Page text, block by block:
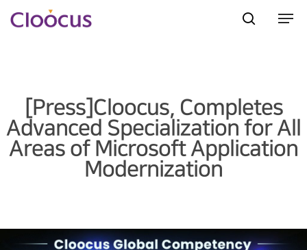
[Press]Cloocus, Completes
Advanced Specialization for All
Areas of Microsoft Application
Modernization